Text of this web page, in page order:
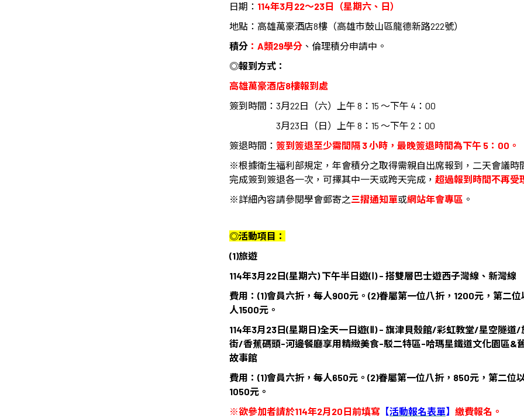
日期： 114年3月 22～23 日（星期六、日）
地點：高雄萬豪酒店8樓（高雄市鼓山區龍德新路222號）
積分 ： A類29學分 、倫理積分申請中。
◎報到方式：
高雄萬豪酒店8樓報到處
簽到時間： 3月 22日（六）上午 8 ： 15 ～下午 4 ： 00
3月 23日（日）上午 8 ： 15 ～下午 2 ： 00
簽退時間： 簽到簽退至少需間隔 3小時，最晚簽退時間為下午 5 ： 00 。
※根據衛生福利部規定，年會積分之取得需親自出席報到，二天會議時
完成簽到簽退各一次，可擇其中一天或跨天完成， 超過報到時間不再受
※詳細內容請參閱學會郵寄之三摺通知單或網站年會專區 。
◎活動項目：
(1)旅遊
114年3月22日(星期六) 下午半日遊(Ⅰ) - 搭雙層巴士遊西子灣線、新灣線
費用：(1)會員六折，每人900元。(2)眷屬第一位八折，1200元，第二位
人1500元。
114年3月23日(星期日)全天一日遊(Ⅱ) - 旗津貝殼館/彩虹教堂/星空隧道/
街/香蕉碼頭-河邊餐廳享用精緻美食-駁二特區-哈瑪星鐵道文化園區&
故事館
費用：(1)會員六折，每人650元。(2)眷屬第一位八折，850元，第二位
1050元。
※欲參加者請於114年2月20日前填寫 【活動報名表單】 繳費報名 。